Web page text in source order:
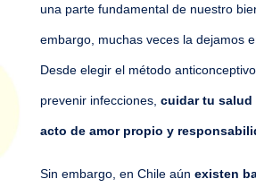
una parte fundamental de nuestro
embargo, muchas veces la dejamos
Desde elegir el método
prevenir infecciones, cuidar tu salud
acto de amor propio y
Sin embargo, en Chile aún existen